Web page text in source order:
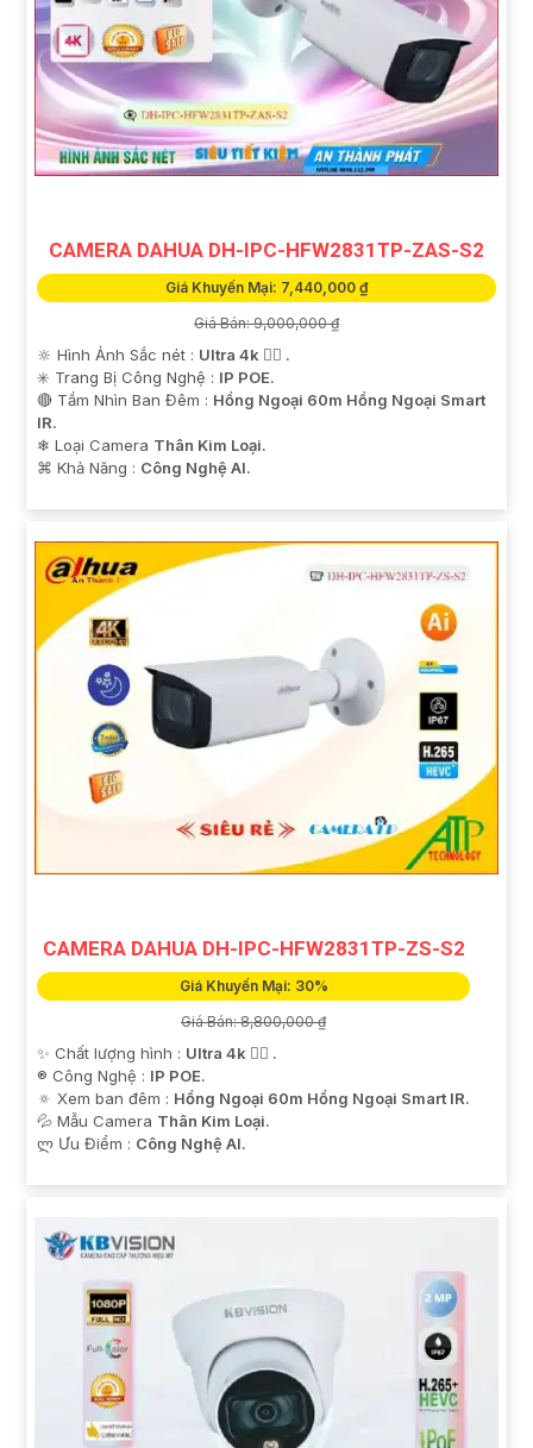
CAMERA DAHUA DH-IPC-HFW2831TP-ZAS-S2
Giá Khuyến Mại: 7,440,000 ₫
Giá Bán: 9,000,000 ₫
🔆 Hình Ảnh Sắc nét : Ultra 4k 👍🏾 .
✳️ Trang Bị Công Nghệ : IP POE.
🔴 Tầm Nhìn Ban Đêm : Hồng Ngoại 60m Hồng Ngoại Smart
IR.
❄ Loại Camera Thân Kim Loại.
️⌘ Khả Năng : Công Nghệ AI.
CAMERA DAHUA DH-IPC-HFW2831TP-ZS-S2
Giá Khuyến Mại: 30%
Giá Bán: 8,800,000 ₫
✨ Chất lượng hình : Ultra 4k 👍🏾 .
®️ Công Nghệ : IP POE.
🔅 Xem ban đêm : Hồng Ngoại 60m Hồng Ngoại Smart IR.
💦 Mẫu Camera Thân Kim Loại.
️ლ Ưu Điểm : Công Nghệ AI.